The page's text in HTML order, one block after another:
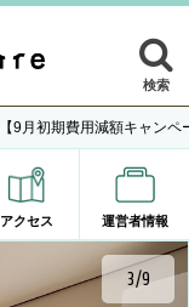
検索
【9月初期費用減額キャン
アクセス 運営者情報
3/9